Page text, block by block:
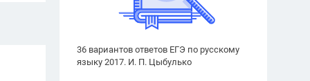
36 вариантов ответов ЕГЭ по русскому
языку 2017. И. П. Цыбулько